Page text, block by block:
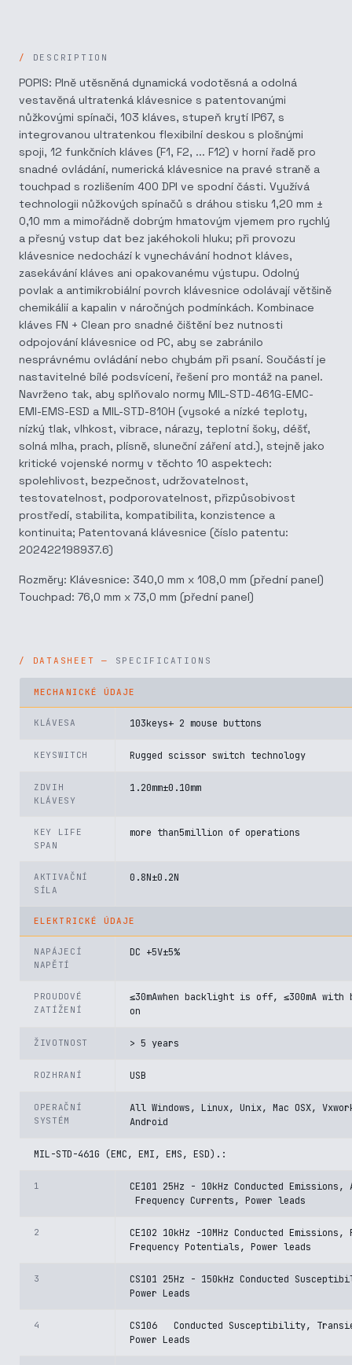
DESCRIPTION
POPIS: Plně utěsněná dynamická vodotěsná a odolná
vestavěná ultratenká klávesnice s patentovanými
nůžkovými spínači, 103 kláves, stupeň krytí IP67, s
integrovanou ultratenkou flexibilní deskou s plošnými
spoji, 12 funkčních kláves (F1, F2, ... F12) v horní řadě pro
snadné ovládání, numerická klávesnice na pravé straně a
touchpad s rozlišením 400 DPI ve spodní části. Využívá
technologii nůžkových spínačů s dráhou stisku 1,20 mm ±
0,10 mm a mimořádně dobrým hmatovým vjemem pro rychlý
a přesný vstup dat bez jakéhokoli hluku; při provozu
klávesnice nedochází k vynechávání hodnot kláves,
zasekávání kláves ani opakovanému výstupu. Odolný
povlak a antimikrobiální povrch klávesnice odolávají většině
chemikálií a kapalin v náročných podmínkách. Kombinace
kláves FN + Clean pro snadné čištění bez nutnosti
odpojování klávesnice od PC, aby se zabránilo
nesprávnému ovládání nebo chybám při psaní. Součástí je
nastavitelné bílé podsvícení, řešení pro montáž na panel.
Navrženo tak, aby splňovalo normy MIL-STD-461G-EMC-
EMI-EMS-ESD a MIL-STD-810H (vysoké a nízké teploty,
nízký tlak, vlhkost, vibrace, nárazy, teplotní šoky, déšť,
solná mlha, prach, plísně, sluneční záření atd.), stejně jako
kritické vojenské normy v těchto 10 aspektech:
spolehlivost, bezpečnost, udržovatelnost,
testovatelnost, podporovatelnost, přizpůsobivost
prostředí, stabilita, kompatibilita, konzistence a
kontinuita; Patentovaná klávesnice (číslo patentu:
202422198937.6)
Rozměry: Klávesnice: 340,0 mm x 108,0 mm (přední panel)
Touchpad: 76,0 mm x 73,0 mm (přední panel)
SPECIFICATIONS
MECHANICKÉ ÚDAJE
KLÁVESA 103keys+ 2 mouse buttons
KEYSWITCH Rugged scissor switch technology
ZDVIH
KLÁVESY
1.20mm±0.10mm
KEY LIFE
SPAN
more than5million of operations
AKTIVAČNÍ
SÍLA
0.8N±0.2N
ELEKTRICKÉ ÚDAJE
NAPÁJECÍ
NAPĚTÍ
DC +5V±5%
PROUDOVÉ
ZATÍŽENÍ
≤30mAwhen backlight is off, ≤300mA
on
ŽIVOTNOST > 5 years
ROZHRANÍ USB
OPERAČNÍ
SYSTÉM
All Windows, Linux, Unix, Mac OSX,
Android
MIL-STD-461G (EMC, EMI, EMS, ESD).:
1
CE101 25Hz - 10kHz Conducted
Frequency Currents, Power leads
2
CE102 10kHz -10MHz Conducted Emissions,
Frequency Potentials, Power leads
3
CS101 25Hz - 150kHz Conducted
Power Leads
4
CS106 Conducted Susceptibility,
Power Leads